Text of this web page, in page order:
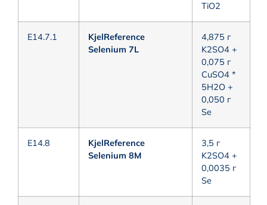
TiO2
E14.7.1
KjelReference
Selenium 7L
4,875 г
K2SO4 +
0,075 г
CuSO4 *
5H2O +
0,050 г
Se
E14.8
KjelReference
Selenium 8M
3,5 г
K2SO4 +
0,0035 г
Se